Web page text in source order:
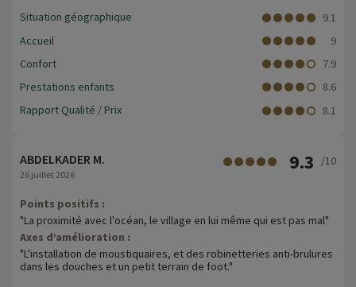
Situation géographique
9.1
Accueil
9
Confort
7.9
Prestations enfants
8.6
Rapport Qualité / Prix
8.1
ABDELKADER M.
26 juillet 2026
9.3 /10
Points positifs :
"La proximité avec l'océan, le village en lui même qui est pas mal"
Axes d’amélioration :
"L'installation de moustiquaires, et des robinetteries anti-brulures
dans les douches et un petit terrain de foot."